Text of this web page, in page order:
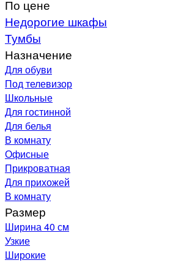
По цене
Недорогие шкафы
Тумбы
Назначение
Для обуви
Под телевизор
Школьные
Для гостинной
Для белья
В комнату
Офисные
Прикроватная
Для прихожей
В комнату
Размер
Ширина 40 см
Узкие
Широкие